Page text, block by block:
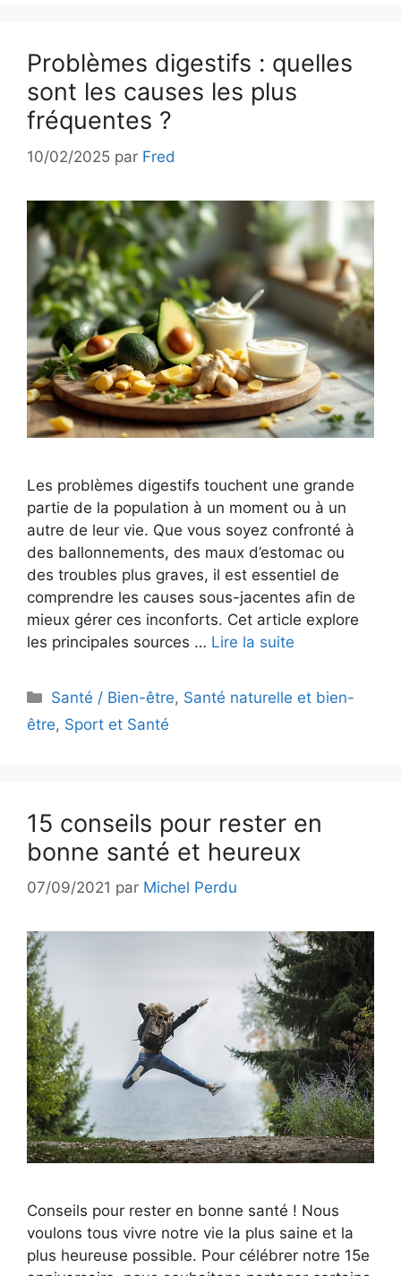
Problèmes digestifs : quelles
sont les causes les plus
fréquentes ?
10/02/2025 par Fred
Les problèmes digestifs touchent une grande
partie de la population à un moment ou à un
autre de leur vie. Que vous soyez confronté à
des ballonnements, des maux d’estomac ou
des troubles plus graves, il est essentiel de
comprendre les causes sous-jacentes afin de
mieux gérer ces inconforts. Cet article explore
les principales sources … Lire la suite
Catégories
Santé / Bien-être, Santé naturelle et bien-
être, Sport et Santé
15 conseils pour rester en
bonne santé et heureux
07/09/2021 par Michel Perdu
Conseils pour rester en bonne santé ! Nous
voulons tous vivre notre vie la plus saine et la
plus heureuse possible. Pour célébrer notre 15e